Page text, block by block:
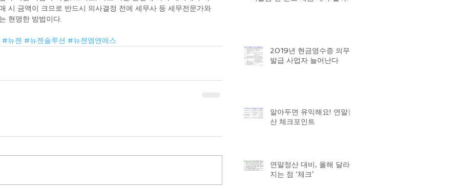
시 금액이 크므로 반드시 의사결정 전에 세무사 등 세무전문가와
현명한 방법이다.
#뉴젠 #뉴젠솔루션 #뉴젠엠앤에스
2019년 현금영수증 의무
발급 사업자 늘어난다
알아두면 유익해요! 연말정
산 체크포인트
연말정산 대비, 올해 달라
지는 점 ‘체크’